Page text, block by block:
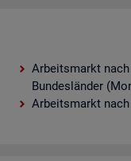
Arbeitsmarkt
Bundesländer
Arbeitsmarkt